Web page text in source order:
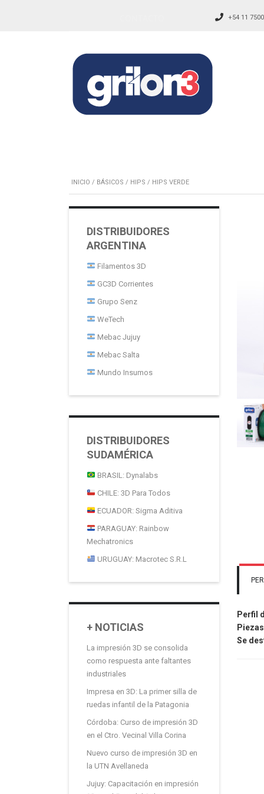
+54 11
INICIO / BÁSICOS / HIPS / HIPS VERDE
Perfil
Se
DISTRIBUIDORES
ARGENTINA
Filamentos 3D
GC3D Corrientes
Grupo Senz
WeTech
Mebac Jujuy
Mebac Salta
Mundo Insumos
DISTRIBUIDORES
SUDAMÉRICA
BRASIL: Dynalabs
CHILE: 3D Para Todos
ECUADOR: Sigma Aditiva
PARAGUAY: Rainbow
Mechatronics
URUGUAY: Macrotec S.R.L
+ NOTICIAS
La impresión 3D se consolida
como respuesta ante faltantes
industriales
Impresa en 3D: La primer silla de
ruedas infantil de la Patagonia
Córdoba: Curso de impresión 3D
en el Ctro. Vecinal Villa Corina
Nuevo curso de impresión 3D en
la UTN Avellaneda
Jujuy: Capacitación en impresión